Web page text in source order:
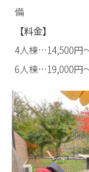
備
【料金】
4人棟…14,500円
6人棟…19,000円